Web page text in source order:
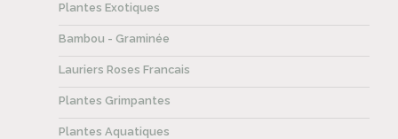
Plantes Exotiques
Bambou - Graminée
Lauriers Roses Francais
Plantes Grimpantes
Plantes Aquatiques